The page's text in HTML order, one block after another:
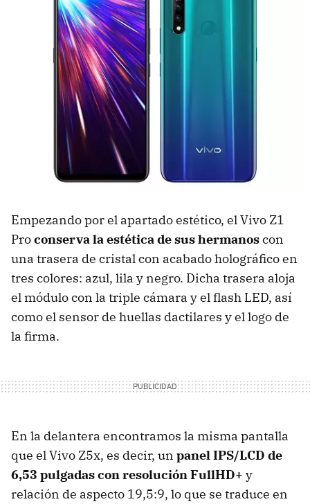
Empezando por el apartado estético, el Vivo Z1
Proconserva la estética de sus hermanoscon
una trasera de cristal con acabado holográfico en
tres colores: azul, lila y negro. Dicha trasera aloja
el módulo con la triple cámara y el flash LED, así
como el sensor de huellas dactilares y el logo de
la firma.
En la delantera encontramos la misma pantalla
que el Vivo Z5x, es decir, un panel IPS/LCD de
6,53 pulgadas con resolución FullHD+ y
relación de aspecto 19,5:9, lo que se traduce en